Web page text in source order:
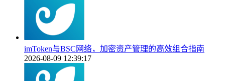
imToken与BSC网络，加密资产管理的高效组合指南
2026-08-09 12:39:17